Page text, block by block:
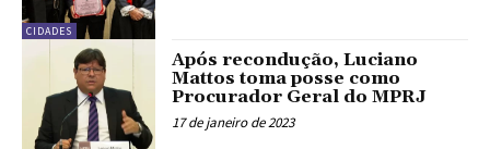
CIDADES
Após recondução, Luciano
Mattos toma posse como
Procurador Geral do MPRJ
17 de janeiro de 2023